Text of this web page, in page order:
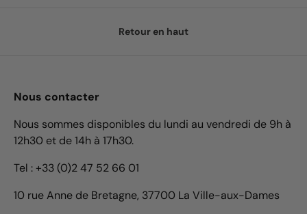
Retour en haut
Nous contacter
Nous sommes disponibles du lundi au vendredi de 9h à
12h30 et de 14h à 17h30.
Tel : +33 (0)2 47 52 66 01
10 rue Anne de Bretagne, 37700 La Ville-aux-Dames